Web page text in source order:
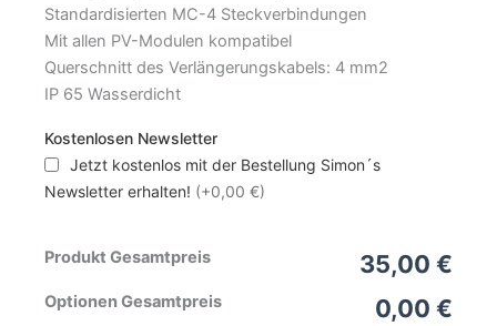
Standardisierten MC-4 Steckverbindungen
Mit allen PV-Modulen kompatibel
Querschnitt des Verlängerungskabels: 4 mm2
IP 65 Wasserdicht
Kostenlosen Newsletter
Jetzt kostenlos mit der Bestellung Simon´s
Newsletter erhalten! (+0,00 €)
Produkt Gesamtpreis 35,00 €
Optionen Gesamtpreis 0,00 €
Verlängerungskabel
MC4-
kompatibel